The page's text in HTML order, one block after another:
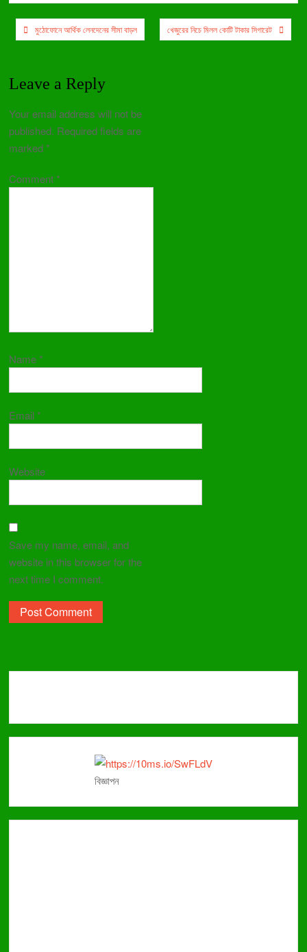
Postমুঠোফোনে আর্থিক লেনদেনের সীমা বাড়ল খেজুরের নিচে মিলল কোটি টাকার সিগারেট
Leave a Reply
Your email address will not be
published. Required fields are
marked *
Comment *
Name *
Email *
Website
Save my name, email, and
website in this browser for the
next time I comment.
বিজ্ঞাপন